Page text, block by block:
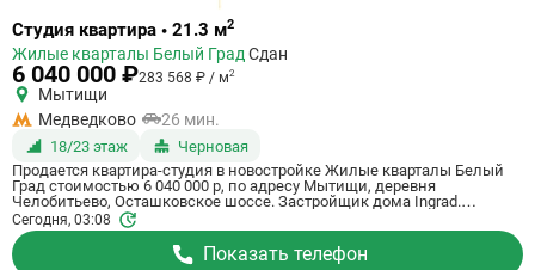
Ссылка
квартиру
Студия квартира • 21.3 м2
Жилые кварталы Белый Град Сдан
6 040 000 ₽283 568 ₽ / м2
Мытищи
Медведково
26 мин.
18/23 этаж
Черновая
Продается квартира-студия в новостройке Жилые кварталы Белый
Град стоимостью 6 040 000 р, по адресу Мытищи, деревня
Челобитьево, Осташковское шоссе. Застройщик дома Ingrad.
Квартира сдается в III квартале 2026 года с черновой отделкой, в 26
минутах на машине от станции метро Медведково. Общая площадь
квартиры - 21.3 м². Этаж 18 из 23. ID квартиры на СтройкиРУ 759030,
скажите его когда будете звонить.
Сегодня, 03:08
Показать телефон